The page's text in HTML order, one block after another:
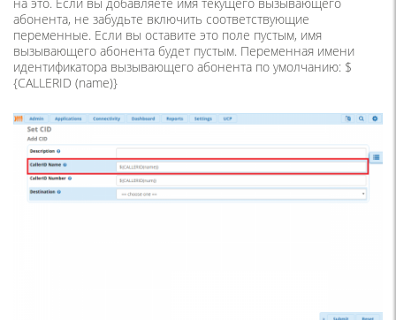
абонента, не забудьте включить соответствующие
переменные. Если вы оставите это поле пустым, имя
вызывающего абонента будет пустым. Переменная имени
идентификатора вызывающего абонента по умолчанию: $
{CALLERID (name)}